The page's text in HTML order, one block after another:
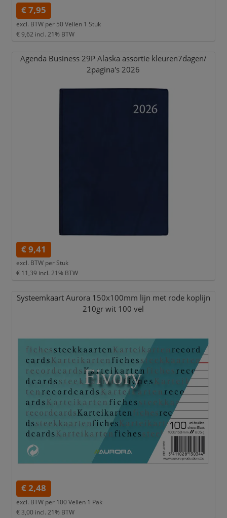
€ 7,95
excl. BTW per 50 Vellen 1 Stuk
€ 9,62 incl. 21% BTW
Agenda Business 29P Alaska assortie kleuren7dagen/
2pagina's 2026
€ 9,41
excl. BTW per Stuk
€ 11,39 incl. 21% BTW
Systeemkaart Aurora 150x100mm lijn met rode koplijn
210gr wit 100 vel
€ 2,48
excl. BTW per 100 Vellen 1 Pak
€ 3,00 incl. 21% BTW